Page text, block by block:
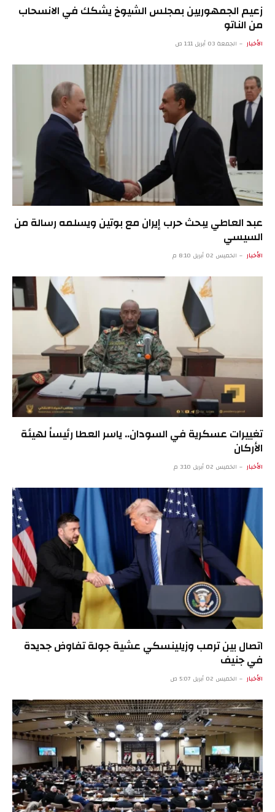
زعيم الجمهوريين بمجلس الشيوخ يشكك في الانسحاب
من الناتو
الأخبار الجمعة 03 أبريل 1:11 ص
عبد العاطي يبحث حرب إيران مع بوتين ويسلمه رسالة من
السيسي
الأخبار الخميس 02 أبريل 8:10 م
تغييرات عسكرية في السودان.. ياسر العطا رئيساً لهيئة
الأركان
الأخبار الخميس 02 أبريل 3:10 م
اتصال بين ترمب وزيلينسكي عشية جولة تفاوض جديدة
في جنيف
الأخبار الخميس 02 أبريل 5:07 ص